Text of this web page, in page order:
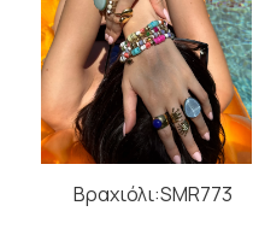
Βραχιόλι:SMR773